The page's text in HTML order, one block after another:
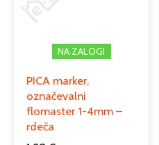
NA ZALOGI
PICA marker,
označevalni
flomaster 1-4mm –
rdeča